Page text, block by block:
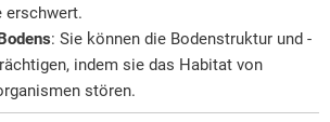
erschwert.
: Sie können die Bodenstruktur und -
indem sie das Habitat von
stören.